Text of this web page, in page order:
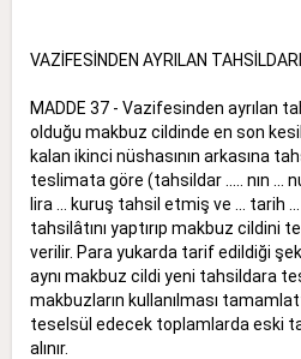
VAZİFESİNDEN AYRILAN
MADDE 37 - Vazifesinden ayrılan
olduğu makbuz cildinde en son
kalan ikinci nüshasının arkasına
teslimata göre (tahsildar ..... nın ...
lira ... kuruş tahsil etmiş ve ... tarih
tahsilâtını yaptırıp makbuz cildini
verilir. Para yukarda tarif edildiği
aynı makbuz cildi yeni tahsildara
makbuzların kullanılması
teselsül edecek toplamlarda eski
alınır.